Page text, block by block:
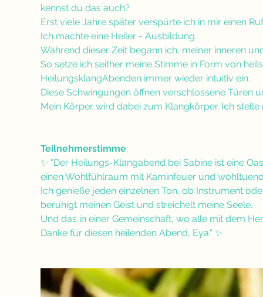
kennst du das auch?
Erst viele Jahre später verspürte ich in mir einen
Ich machte eine Heiler - Ausbildung.
Während dieser Zeit begann ich, meiner inneren
So setze ich seither meine Stimme in Form von
HeilungsklangAbenden immer wieder intuitiv ein.
Diese Schwingungen öffnen verschlossene Türen
Mein Körper wird dabei zum Klangkörper. Ich
Teilnehmerstimme:
✨ "Der Heilungs-Klangabend bei Sabine ist eine
einen Wohlfühlraum mit Kaminfeuer und
Ich genieße jeden einzelnen Ton, ob Instrument
beruhigt meinen Geist und streichelt meine Seele.
Und das in einer Gemeinschaft, wo alle mit dem
Danke für diesen heilenden Abend, Eya." ✨